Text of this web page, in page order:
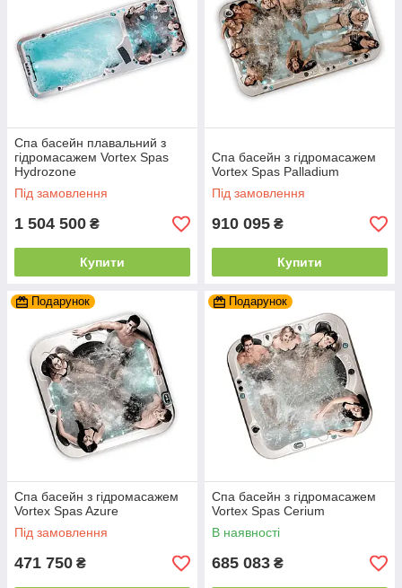
Спа басейн плавальний з
гідромасажем Vortex Spas
Hydrozone
Під замовлення
1 504 500 ₴
Купити
Спа басейн з гідромасажем
Vortex Spas Palladium
Під замовлення
910 095 ₴
Купити
Подарунок
Спа басейн з гідромасажем
Vortex Spas Azure
Під замовлення
471 750 ₴
Подарунок
Спа басейн з гідромасажем
Vortex Spas Cerium
В наявності
685 083 ₴